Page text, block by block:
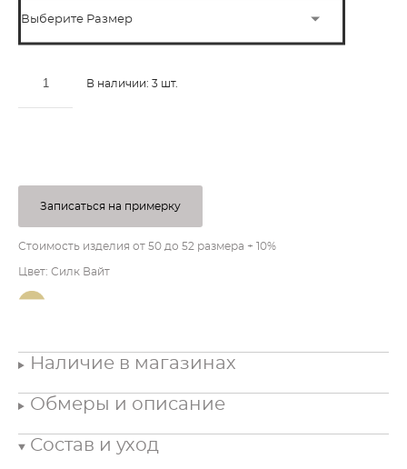
Выберите Размер
В наличии: 3 шт.
Записаться на примерку
Стоимость изделия от 50 до 52 размера + 10%
Цвет: Силк Вайт
Наличие в магазинах
Обмеры и описание
Состав и уход